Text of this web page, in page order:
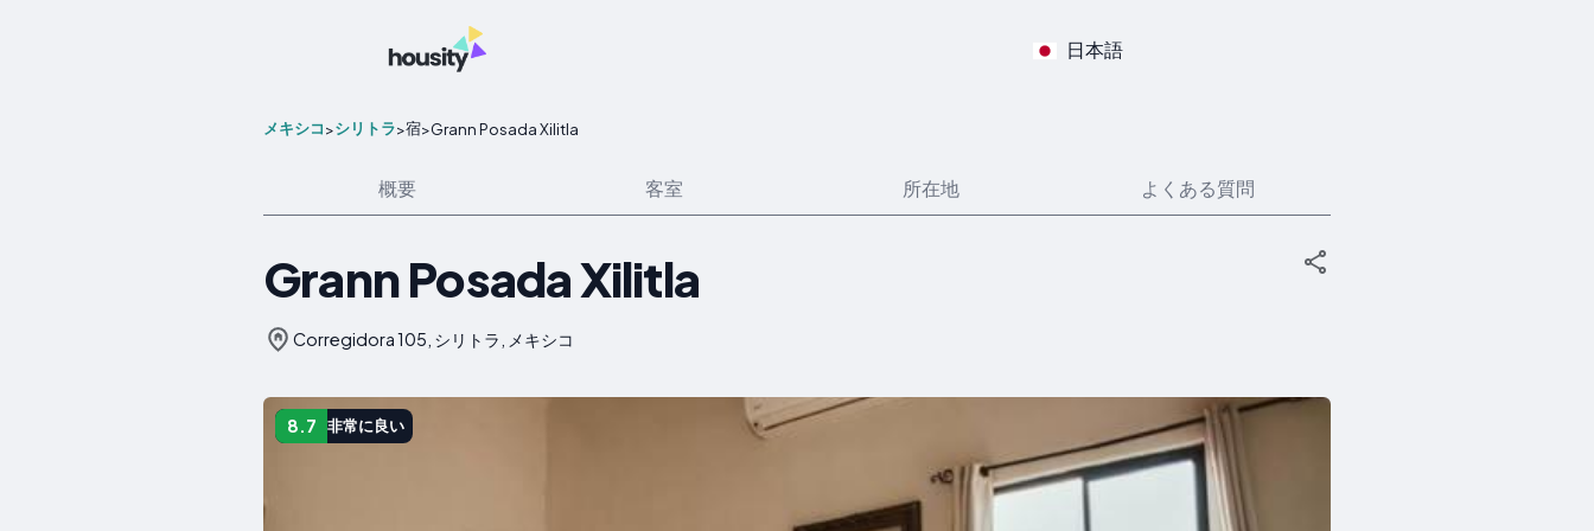
日本語
メキシコ>シリトラ>宿>Grann Posada Xilitla
概要 客室 所在地 よくある質問
Grann Posada Xilitla
Corregidora 105, シリトラ, メキシコ
8.7 非常に良い